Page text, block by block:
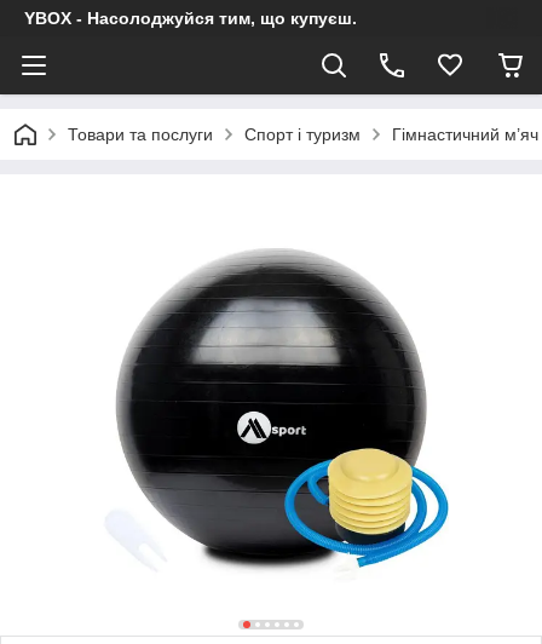
YBOX - Насолоджуйся тим, що купуєш.
Товари та послуги Спорт і туризм Гімнастичний